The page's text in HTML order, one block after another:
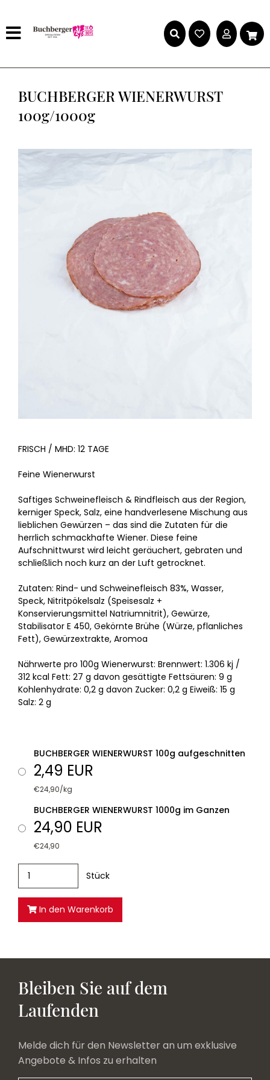
BUCHBERGER WIENERWURST
100g/1000g
FRISCH / MHD: 12 TAGE
Feine Wienerwurst
Saftiges Schweinefleisch & Rindfleisch aus der Region,
kerniger Speck, Salz, eine handverlesene Mischung aus
lieblichen Gewürzen – das sind die Zutaten für die
herrlich schmackhafte Wiener. Diese feine
Aufschnittwurst wird leicht geräuchert, gebraten und
schließlich noch kurz an der Luft getrocknet.
Zutaten: Rind- und Schweinefleisch 83%, Wasser,
Speck, Nitritpökelsalz (Speisesalz +
Konservierungsmittel Natriumnitrit), Gewürze,
Stabilisator E 450, Gekörnte Brühe (Würze, pflanliches
Fett), Gewürzextrakte, Aromoa
Nährwerte pro 100g Wienerwurst: Brennwert: 1.306 kj /
312 kcal Fett: 27 g davon gesättigte Fettsäuren: 9 g
Kohlenhydrate: 0,2 g davon Zucker: 0,2 g Eiweiß: 15 g
Salz: 2 g
BUCHBERGER WIENERWURST 100g aufgeschnitten
2,49 EUR
€24,90/kg
BUCHBERGER WIENERWURST 1000g im Ganzen
24,90 EUR
€24,90
Stück
In den Warenkorb
Bleiben Sie auf dem
Laufenden
Melde dich für den Newsletter an um exklusive
Angebote & Infos zu erhalten